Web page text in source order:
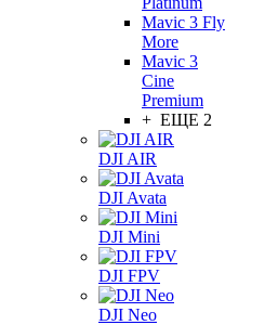
Mavic 3 Fly
More
Mavic 3
Cine
Premium
+ ЕЩЕ 2
DJI AIR
DJI Avata
DJI Mini
DJI FPV
DJI Neo